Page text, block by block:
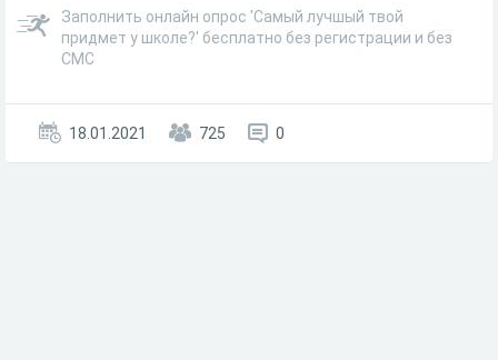
Заполнить онлайн опрос 'Самый лучшый твой
придмет у школе?' бесплатно без регистрации и без
СМС
18.01.2021 725 0